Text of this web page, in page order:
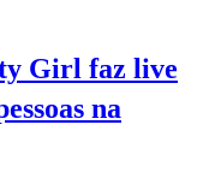
Girl faz live
na